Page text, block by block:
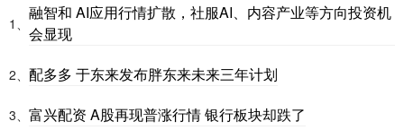
1、
融智和 AI应用行情扩散，社服AI、内容产业等方向投资机
会显现
2、 配多多 于东来发布胖东来未来三年计划
3、 富兴配资 A股再现普涨行情 银行板块却跌了